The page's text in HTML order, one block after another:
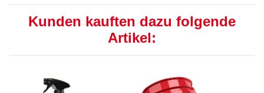
Kunden kauften dazu folgende
Artikel: